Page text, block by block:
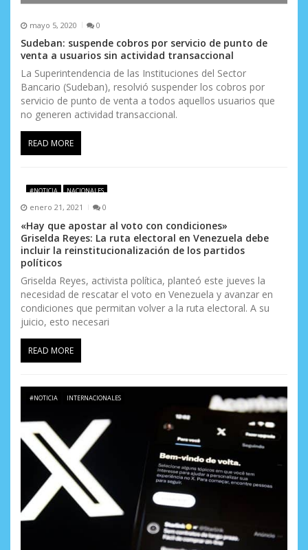
mayo 5, 2020 0
Sudeban: suspende cobros por servicio de punto de
venta a usuarios sin actividad transaccional
La Superintendencia de las Instituciones del Sector
Bancario (Sudeban), resolvió suspender los cobros por
servicio de punto de venta a todos aquellos usuarios que
no generen actividad transaccional.
READ MORE
#NOTICIA NACIONALES
enero 21, 2021 0
«Hay que apostar al voto con condiciones»
Griselda Reyes: La ruta electoral en Venezuela debe
incluir la reinstitucionalización de los partidos
políticos
Griselda Reyes, activista política, planteó este jueves la
necesidad de rescatar el voto en Venezuela y avanzar en
condiciones que permitan volver a la ruta electoral. A su
juicio, esto necesari
READ MORE
#NOTICIA INTERNACIONALES